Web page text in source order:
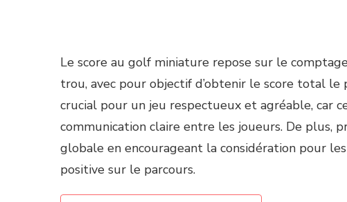
Le score au golf miniature repose sur le
trou, avec pour objectif d’obtenir le score total le
crucial pour un jeu respectueux et agréable, car
communication claire entre les joueurs. De plus,
globale en encourageant la considération pour
positive sur le parcours.